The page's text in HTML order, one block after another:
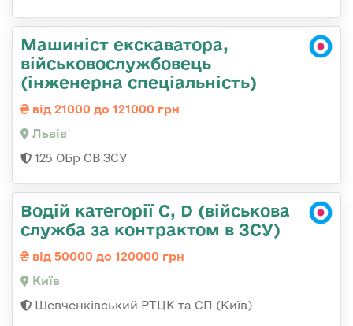
Машиніст екскаватора,
військовослужбовець
(інженерна спеціальність)
від 21000 до 121000 грн
Львів
125 ОБр СВ ЗСУ
Водій категорії C, D (військова
служба за контрактом в ЗСУ)
від 50000 до 120000 грн
Київ
Шевченківський РТЦК та СП (Київ)